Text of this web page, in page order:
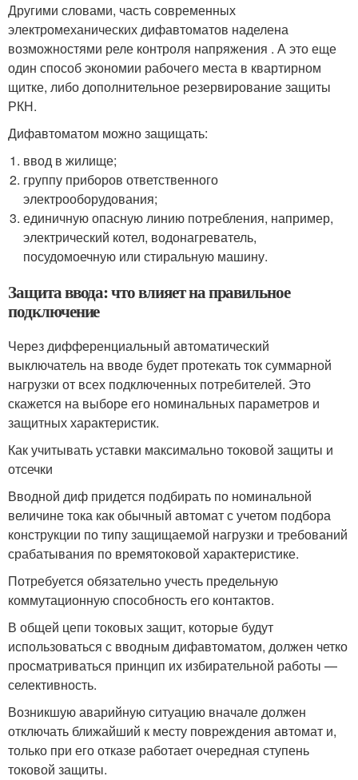
Другими словами, часть современных
электромеханических дифавтоматов наделена
возможностями реле контроля напряжения . А это еще
один способ экономии рабочего места в квартирном
щитке, либо дополнительное резервирование защиты
РКН.
Дифавтоматом можно защищать:
ввод в жилище;
группу приборов ответственного
электрооборудования;
единичную опасную линию потребления, например,
электрический котел, водонагреватель,
посудомоечную или стиральную машину.
Защита ввода: что влияет на правильное
подключение
Через дифференциальный автоматический
выключатель на вводе будет протекать ток суммарной
нагрузки от всех подключенных потребителей. Это
скажется на выборе его номинальных параметров и
защитных характеристик.
Как учитывать уставки максимально токовой защиты и
отсечки
Вводной диф придется подбирать по номинальной
величине тока как обычный автомат с учетом подбора
конструкции по типу защищаемой нагрузки и требований
срабатывания по времятоковой характеристике.
Потребуется обязательно учесть предельную
коммутационную способность его контактов.
В общей цепи токовых защит, которые будут
использоваться с вводным дифавтоматом, должен четко
просматриваться принцип их избирательной работы —
селективность.
Возникшую аварийную ситуацию вначале должен
отключать ближайший к месту повреждения автомат и,
только при его отказе работает очередная ступень
токовой защиты.